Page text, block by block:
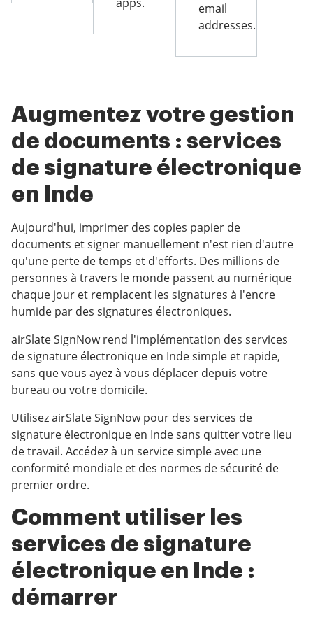
email
addresses.
Augmentez votre gestion
de documents : services
de signature électronique
en Inde
Aujourd'hui, imprimer des copies papier de
documents et signer manuellement n'est rien d'autre
qu'une perte de temps et d'efforts. Des millions de
personnes à travers le monde passent au numérique
chaque jour et remplacent les signatures à l'encre
humide par des signatures électroniques.
airSlate SignNow rend l'implémentation des services
de signature électronique en Inde simple et rapide,
sans que vous ayez à vous déplacer depuis votre
bureau ou votre domicile.
Utilisez airSlate SignNow pour des services de
signature électronique en Inde sans quitter votre lieu
de travail. Accédez à un service simple avec une
conformité mondiale et des normes de sécurité de
premier ordre.
Comment utiliser les
services de signature
électronique en Inde :
démarrer